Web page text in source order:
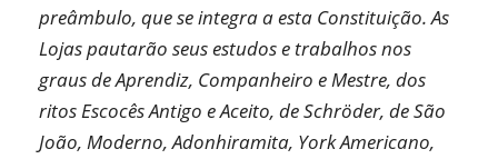
preâmbulo, que se integra a esta Constituição. As
Lojas pautarão seus estudos e trabalhos nos
graus de Aprendiz, Companheiro e Mestre, dos
ritos Escocês Antigo e Aceito, de Schröder, de São
João, Moderno, Adonhiramita, York Americano,